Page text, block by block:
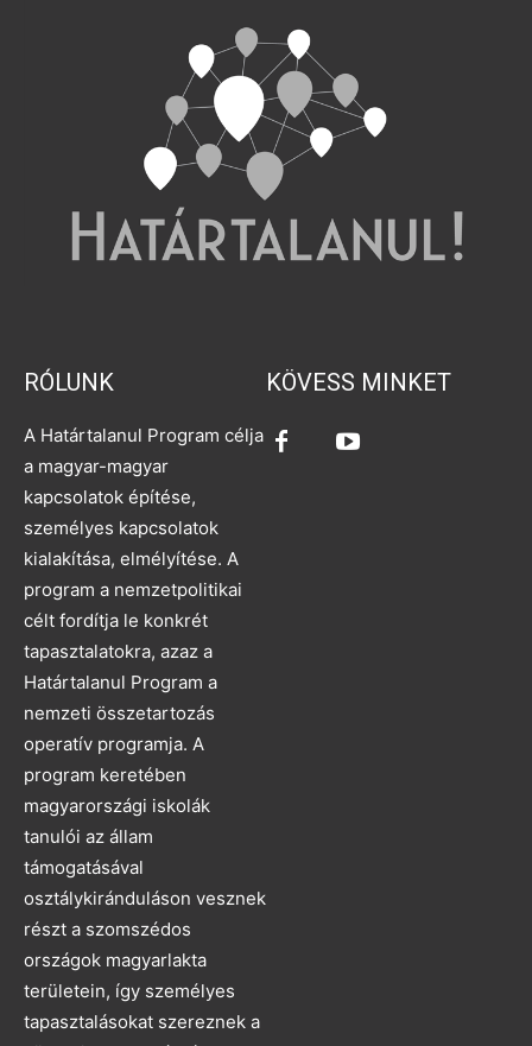
RÓLUNK
A Határtalanul Program célja
a magyar-magyar
kapcsolatok építése,
személyes kapcsolatok
kialakítása, elmélyítése. A
program a nemzetpolitikai
célt fordítja le konkrét
tapasztalatokra, azaz a
Határtalanul Program a
nemzeti összetartozás
operatív programja. A
program keretében
magyarországi iskolák
tanulói az állam
támogatásával
osztálykiránduláson vesznek
részt a szomszédos
országok magyarlakta
területein, így személyes
tapasztalásokat szereznek a
KÖVESS MINKET